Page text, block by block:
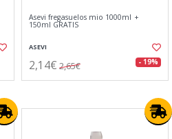
Asevi fregasuelos mio 1000ml +
150ml GRATIS
ASEVI
2,14€ 2,65€ - 19%